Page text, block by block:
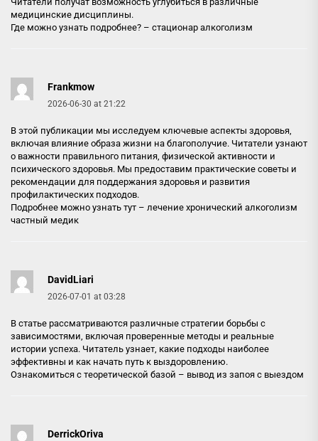
медицинские дисциплины.
Где можно узнать подробнее? – стационар алкоголизм
Frankmow
2026-06-30 at 21:22
В этой публикации мы исследуем ключевые аспекты здоровья,
включая влияние образа жизни на благополучие. Читатели узнают
о важности правильного питания, физической активности и
психического здоровья. Мы предоставим практические советы и
рекомендации для поддержания здоровья и развития
профилактических подходов.
Подробнее можно узнать тут – лечение хронический алкоголизм
частный медик
DavidLiari
2026-07-01 at 03:28
В статье рассматриваются различные стратегии борьбы с
зависимостями, включая проверенные методы и реальные
истории успеха. Читатель узнает, какие подходы наиболее
эффективны и как начать путь к выздоровлению.
Ознакомиться с теоретической базой – вывод из запоя с выездом
DerrickOriva